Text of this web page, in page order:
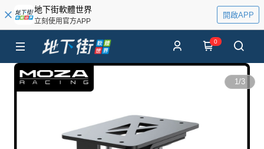
地下街軟體世界
立刻使用官方APP
開啟APP
0
1/3